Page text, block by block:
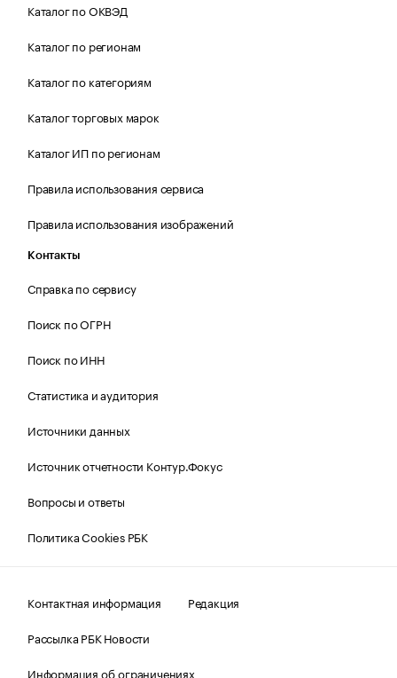
Каталог по ОКВЭД
Каталог по регионам
Каталог по категориям
Каталог торговых марок
Каталог ИП по регионам
Правила использования сервиса
Правила использования изображений
Контакты
Справка по сервису
Поиск по ОГРН
Поиск по ИНН
Статистика и аудитория
Источники данных
Источник отчетности Контур.Фокус
Вопросы и ответы
Политика Cookies РБК
Контактная информация
Редакция
Рассылка РБК Новости
Информация об ограничениях